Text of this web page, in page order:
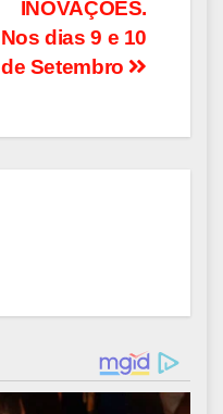
INOVAÇÕES.
Nos dias 9 e 10
de Setembro